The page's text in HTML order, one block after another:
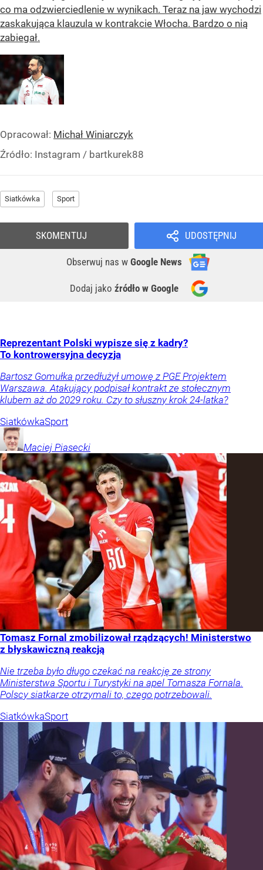
co ma odzwierciedlenie w wynikach. Teraz na jaw wychodzi
zaskakująca klauzula w kontrakcie Włocha. Bardzo o nią
zabiegał.
Opracował: Michał Winiarczyk
Źródło: Instagram / bartkurek88
Siatkówka Sport
UDOSTĘPNIJ
Obserwuj nas w Google News
Dodaj jako źródło w Google
SKOMENTUJ
Reprezentant Polski wypisze się z kadry?
To kontrowersyjna decyzja
Bartosz Gomułka przedłużył umowę z PGE Projektem
Warszawa. Atakujący podpisał kontrakt ze stołecznym
klubem aż do 2029 roku. Czy to słuszny krok 24-latka?
SiatkówkaSport
Maciej Piasecki
Tomasz Fornal zmobilizował rządzących! Ministerstwo
z błyskawiczną reakcją
Nie trzeba było długo czekać na reakcję ze strony
Ministerstwa Sportu i Turystyki na apel Tomasza Fornala.
Polscy siatkarze otrzymali to, czego potrzebowali.
SiatkówkaSport